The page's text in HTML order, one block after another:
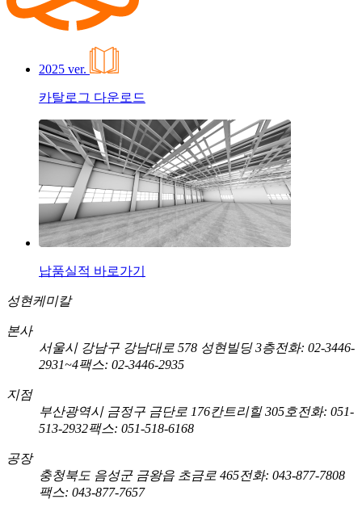
2025 ver.
카탈로그 다운로드
납품실적 바로가기
성현케미칼
본사
서울시 강남구 강남대로 578 성현빌딩 3층전화: 02-3446-
2931~4팩스: 02-3446-2935
지점
부산광역시 금정구 금단로 176칸트리힐 305호전화: 051-
513-2932팩스: 051-518-6168
공장
충청북도 음성군 금왕읍 초금로 465전화: 043-877-7808
팩스: 043-877-7657